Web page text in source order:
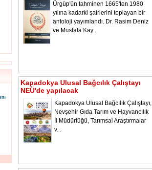
Ürgüp'ün tahminen 1665'ten 1980
yılına kadarki şairlerini toplayan bir
antoloji yayımlandı. Dr. Rasim Deniz
ve Mustafa Kay...
Kapadokya Ulusal Bağcılık Çalıştayı
NEÜ'de yapılacak
Kapadokya Ulusal Bağcılık Çalıştayı,
Nevşehir Gıda Tarım ve Hayvancılık
İl Müdürlüğü, Tarımsal Araştırmalar
v...